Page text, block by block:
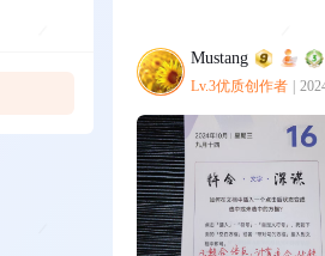
Mustang
Lv.3优质创作者